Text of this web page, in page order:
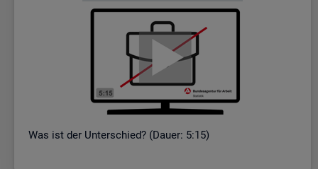
Was ist der Un­ter­schied? (Dauer: 5:15)